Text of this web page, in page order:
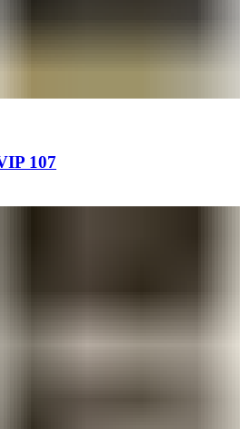
107